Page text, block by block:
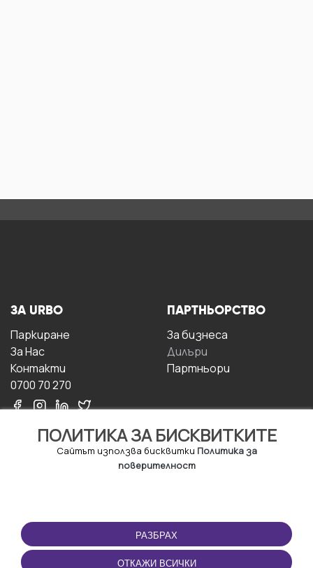
ПОЛИТИКА ЗА БИСКВИТКИТЕ
Сайтът използва бисквитки Политика за
поверителност
РАЗБРАХ
ОТКАЖИ ВСИЧКИ
ЗА URBO
Паркиране
За Hас
Контакти
0700 70 270
ПАРТНЬОРСТВО
За бизнесa
Дилъри
Партньори
ПОЛЗВАНЕ
Правила и условия за
ползване
ПРИЛОЖЕНИЕТО